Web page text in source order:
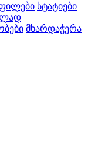
სტატიები
მხარდაჭერა